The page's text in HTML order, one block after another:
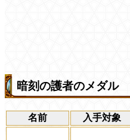
暗刻の護者のメダル
名前 入手対象